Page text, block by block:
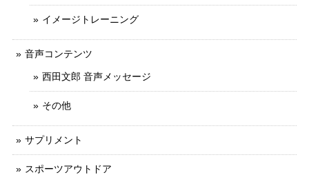
イメージトレーニング
音声コンテンツ
西田文郎 音声メッセージ
その他
サプリメント
スポーツアウトドア